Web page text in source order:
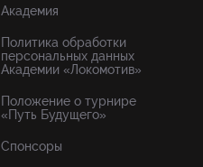
Академия
Политика обработки
персональных данных
Академии «Локомотив»
Положение о турнире
«Путь Будущего»
Спонсоры